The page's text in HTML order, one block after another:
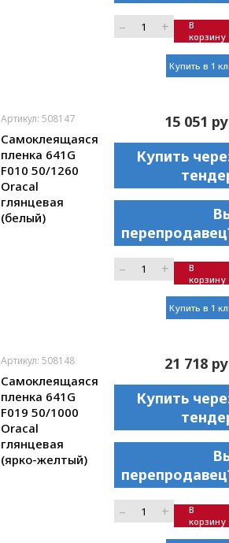
– +
В
корзину
Купить в 1
Артикул: 508147
Самоклеящаяся
пленка 641G
F010 50/1260
Oracal
глянцевая
(белый)
15 051
Купить
– +
В
корзину
Купить в 1
Артикул: 508148
Самоклеящаяся
пленка 641G
F019 50/1000
Oracal
глянцевая
(ярко-желтый)
21 718
Купить
– +
В
корзину